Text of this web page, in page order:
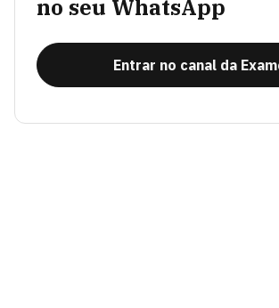
no seu WhatsApp
Entrar no canal da